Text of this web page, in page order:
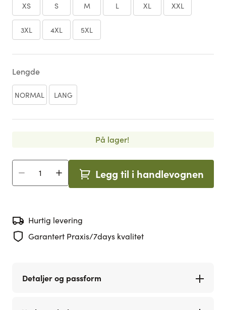
XS S M L XL XXL
3XL 4XL 5XL
Lengde
NORMAL LANG
På lager!
Antall Legg til i handlevognen
Hurtig levering
Garantert Praxis/7days kvalitet
Detaljer og passform